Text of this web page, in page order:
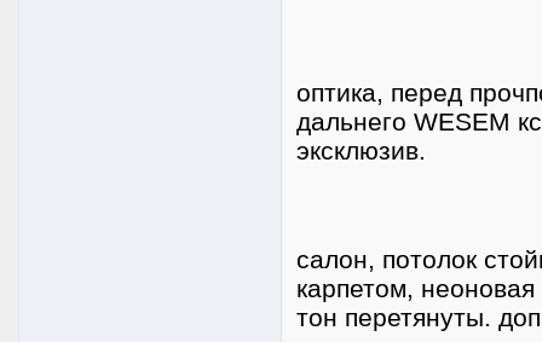
оптика, перед
дальнего WESEM
эксклюзив.
салон, потолок
карпетом,
тон перетянуты.